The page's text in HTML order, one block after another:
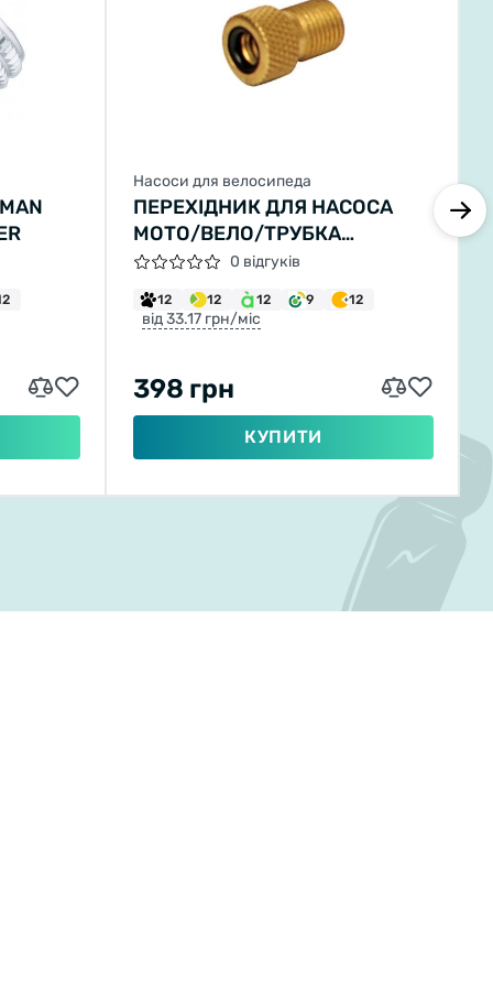
Насоси для велосипеда
ПЕРЕХІДНИК ДЛЯ НАСОСА
МОТО/ВЕЛО/ТРУБКА
(УПАКОВКА 10ШТ)
0 відгуків
12 12 12 9 12
від 33.17 грн/міс
398 грн
КУПИТИ